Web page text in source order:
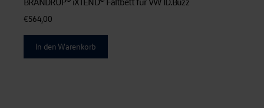
€564,00
In den Warenkorb